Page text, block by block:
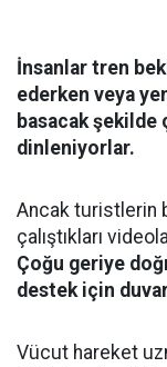
İnsanlar tren
ederken veya
basacak
dinleniyorlar.
Ancak turistlerin
çalıştıkları
Çoğu geriye
destek için
Vücut hareket